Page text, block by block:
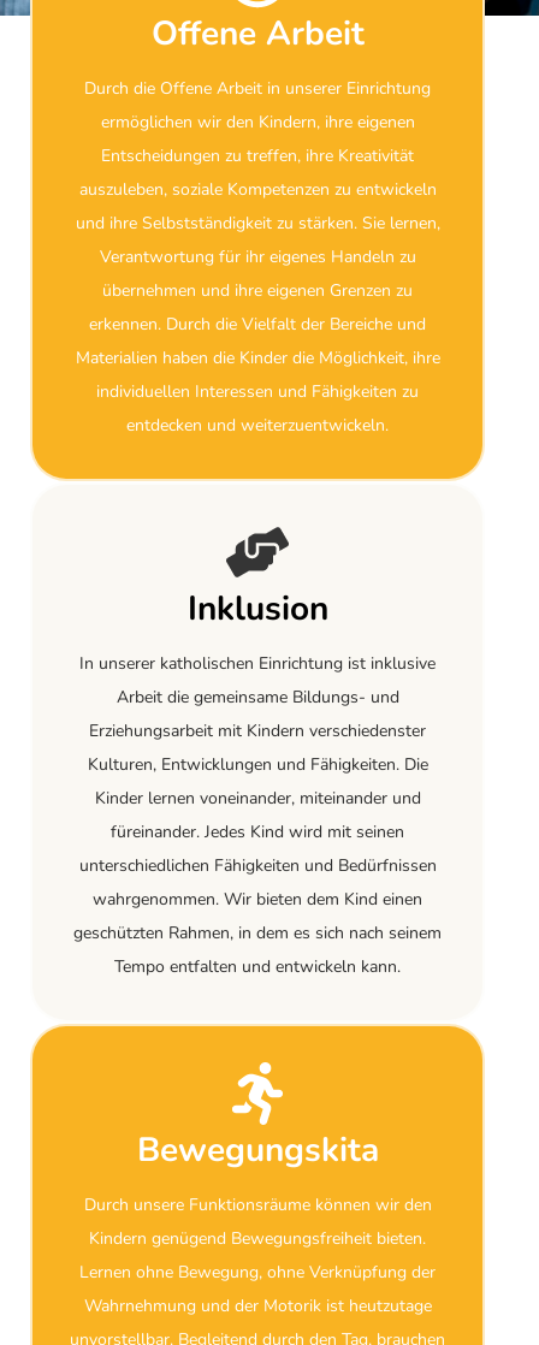
Offene Arbeit
Durch die Offene Arbeit in unserer Einrichtung
ermöglichen wir den Kindern, ihre eigenen
Entscheidungen zu treffen, ihre Kreativität
auszuleben, soziale Kompetenzen zu entwickeln
und ihre Selbstständigkeit zu stärken. Sie lernen,
Verantwortung für ihr eigenes Handeln zu
übernehmen und ihre eigenen Grenzen zu
erkennen. Durch die Vielfalt der Bereiche und
Materialien haben die Kinder die Möglichkeit, ihre
individuellen Interessen und Fähigkeiten zu
entdecken und weiterzuentwickeln.
Inklusion
In unserer katholischen Einrichtung ist inklusive
Arbeit die gemeinsame Bildungs- und
Erziehungsarbeit mit Kindern verschiedenster
Kulturen, Entwicklungen und Fähigkeiten. Die
Kinder lernen voneinander, miteinander und
füreinander. Jedes Kind wird mit seinen
unterschiedlichen Fähigkeiten und Bedürfnissen
wahrgenommen. Wir bieten dem Kind einen
geschützten Rahmen, in dem es sich nach seinem
Tempo entfalten und entwickeln kann.
Bewegungskita
Durch unsere Funktionsräume können wir den
Kindern genügend Bewegungsfreiheit bieten.
Lernen ohne Bewegung, ohne Verknüpfung der
Wahrnehmung und der Motorik ist heutzutage
unvorstellbar. Begleitend durch den Tag, brauchen